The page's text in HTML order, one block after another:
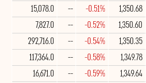
1,350.68
-0.51%
--
15,078.0
1,350.60
-0.52%
--
7,827.0
1,350.35
-0.54%
--
292,716.0
1,349.78
-0.58%
--
117,364.0
1,349.64
-0.59%
--
16,671.0